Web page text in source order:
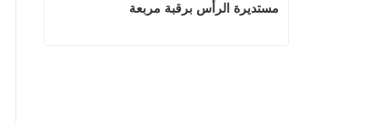
مستديرة الرأس برقبة مربعة